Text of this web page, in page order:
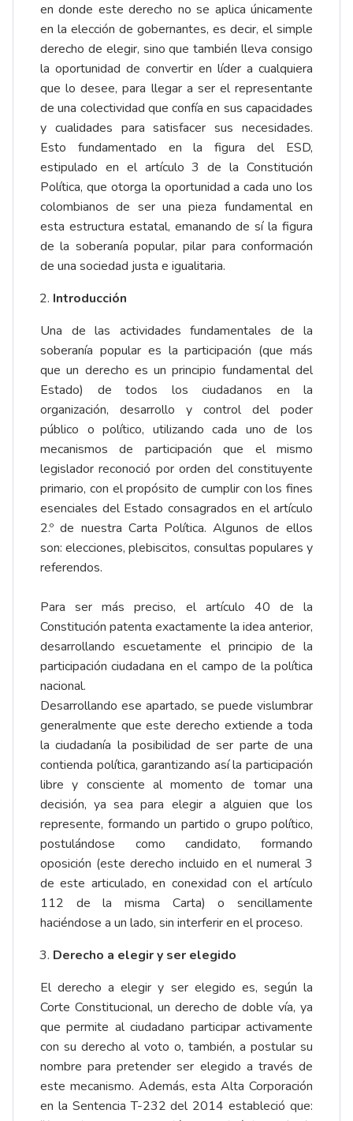
en donde este derecho no se aplica únicamente
en la elección de gobernantes, es decir, el simple
derecho de elegir, sino que también lleva consigo
la oportunidad de convertir en líder a cualquiera
que lo desee, para llegar a ser el representante
de una colectividad que confía en sus capacidades
y cualidades para satisfacer sus necesidades.
Esto fundamentado en la figura del ESD,
estipulado en el artículo 3 de la Constitución
Política, que otorga la oportunidad a cada uno los
colombianos de ser una pieza fundamental en
esta estructura estatal, emanando de sí la figura
de la soberanía popular, pilar para conformación
de una sociedad justa e igualitaria.
Introducción
Una de las actividades fundamentales de la
soberanía popular es la participación (que más
que un derecho es un principio fundamental del
Estado) de todos los ciudadanos en la
organización, desarrollo y control del poder
público o político, utilizando cada uno de los
mecanismos de participación que el mismo
legislador reconoció por orden del constituyente
primario, con el propósito de cumplir con los fines
esenciales del Estado consagrados en el artículo
2.º de nuestra Carta Política. Algunos de ellos
son: elecciones, plebiscitos, consultas populares y
referendos.
Para ser más preciso, el artículo 40 de la
Constitución patenta exactamente la idea anterior,
desarrollando escuetamente el principio de la
participación ciudadana en el campo de la política
nacional.
Desarrollando ese apartado, se puede vislumbrar
generalmente que este derecho extiende a toda
la ciudadanía la posibilidad de ser parte de una
contienda política, garantizando así la participación
libre y consciente al momento de tomar una
decisión, ya sea para elegir a alguien que los
represente, formando un partido o grupo político,
postulándose como candidato, formando
oposición (este derecho incluido en el numeral 3
de este articulado, en conexidad con el artículo
112 de la misma Carta) o sencillamente
haciéndose a un lado, sin interferir en el proceso.
Derecho a elegir y ser elegido
El derecho a elegir y ser elegido es, según la
Corte Constitucional, un derecho de doble vía, ya
que permite al ciudadano participar activamente
con su derecho al voto o, también, a postular su
nombre para pretender ser elegido a través de
este mecanismo. Además, esta Alta Corporación
en la Sentencia T-232 del 2014 estableció que: